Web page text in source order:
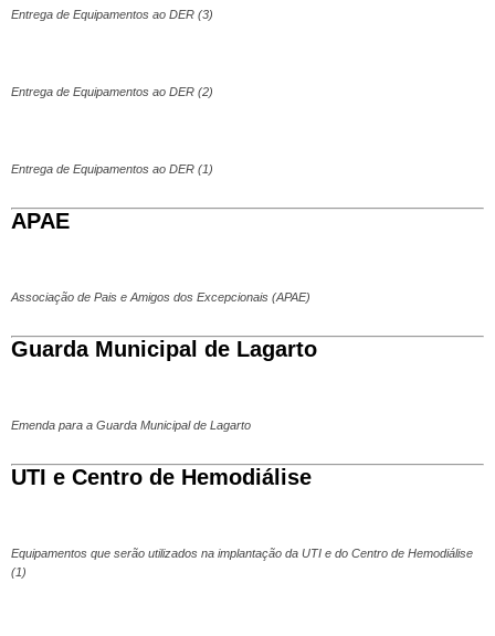
Entrega de Equipamentos ao DER (3)
Entrega de Equipamentos ao DER (2)
Entrega de Equipamentos ao DER (1)
APAE
Associação de Pais e Amigos dos Excepcionais (APAE)
Guarda Municipal de Lagarto
Emenda para a Guarda Municipal de Lagarto
UTI e Centro de Hemodiálise
Equipamentos que serão utilizados na implantação da UTI e do Centro de Hemodiálise
(1)